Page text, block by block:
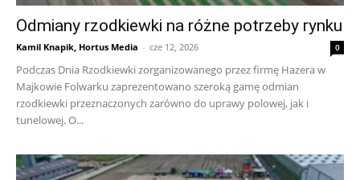
Odmiany rzodkiewki na różne potrzeby rynku
Kamil Knapik, Hortus Media - cze 12, 2026 0
Podczas Dnia Rzodkiewki zorganizowanego przez firmę Hazera w
Majkowie Folwarku zaprezentowano szeroką gamę odmian
rzodkiewki przeznaczonych zarówno do uprawy polowej, jak i
tunelowej. O...